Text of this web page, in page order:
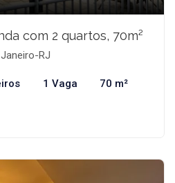
com 2 quartos, 70m²
RJ
1 Vaga 70 m²